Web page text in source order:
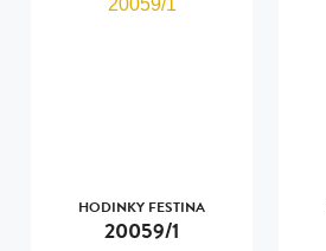
HODINKY FESTINA
20059/1